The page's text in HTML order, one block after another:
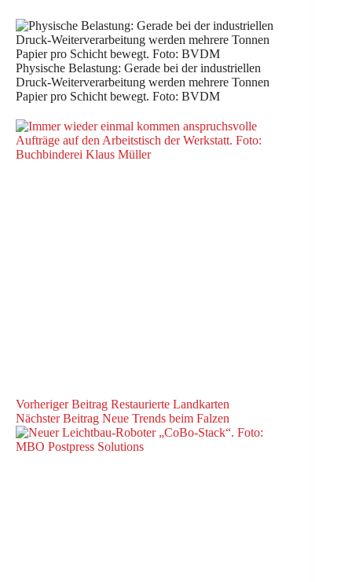
Physische Belastung: Gerade bei der industriellen
Druck-Weiterverarbeitung werden mehrere Tonnen
Papier pro Schicht bewegt. Foto: BVDM
VorherigerBeitrag Restaurierte Landkarten
NächsterBeitrag Neue Trends beim Falzen